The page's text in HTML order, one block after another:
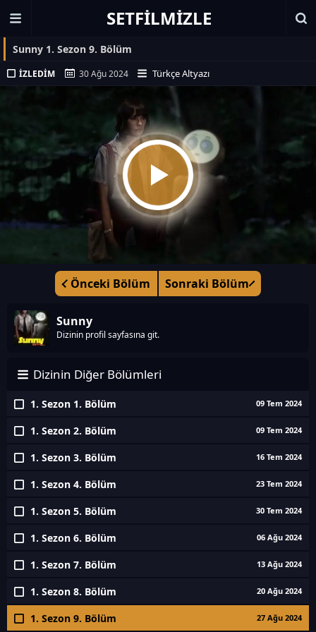
SETFILMIZLE
Sunny 1. Sezon 9. Bölüm
İZLEDIM 30 Ağu 2024 Türkçe Altyazı
Önceki Bölüm Sonraki Bölüm
Sunny
Dizinin profil sayfasına git.
Dizinin Diğer Bölümleri
1. Sezon 1. Bölüm 09 Tem 2024
1. Sezon 2. Bölüm 09 Tem 2024
1. Sezon 3. Bölüm 16 Tem 2024
1. Sezon 4. Bölüm 23 Tem 2024
1. Sezon 5. Bölüm 30 Tem 2024
1. Sezon 6. Bölüm 06 Ağu 2024
1. Sezon 7. Bölüm 13 Ağu 2024
1. Sezon 8. Bölüm 20 Ağu 2024
1. Sezon 9. Bölüm 27 Ağu 2024